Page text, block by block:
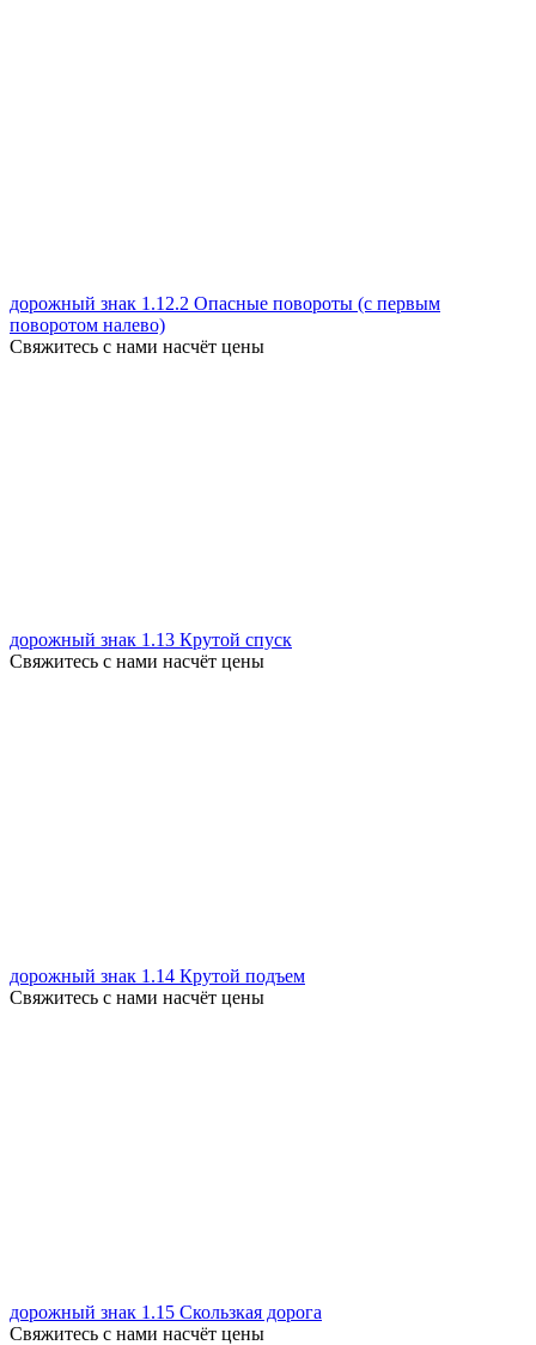
дорожный знак 1.12.2 Опасные повороты (с первым
поворотом налево)
Свяжитесь с нами насчёт цены
дорожный знак 1.13 Крутой спуск
Свяжитесь с нами насчёт цены
дорожный знак 1.14 Крутой подъем
Свяжитесь с нами насчёт цены
дорожный знак 1.15 Скользкая дорога
Свяжитесь с нами насчёт цены